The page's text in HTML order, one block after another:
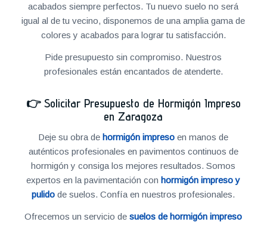
acabados siempre perfectos. Tu nuevo suelo no será
igual al de tu vecino, disponemos de una amplia gama de
colores y acabados para lograr tu satisfacción.
Pide presupuesto sin compromiso. Nuestros
profesionales están encantados de atenderte.
👉 Solicitar Presupuesto de Hormigón Impreso
en Zaragoza
Deje su obra dehormigón impreso en manos de
auténticos profesionales en pavimentos continuos de
hormigón y consiga los mejores resultados. Somos
expertos en la pavimentación conhormigón impreso y
pulido de suelos. Confía en nuestros profesionales.
Ofrecemos un servicio desuelos de hormigón impreso